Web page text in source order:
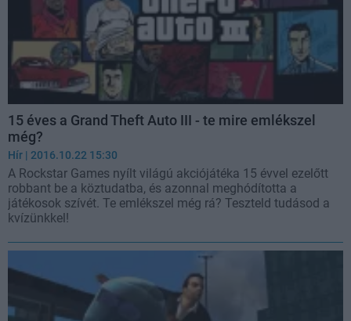
15 éves a Grand Theft Auto III - te mire emlékszel
még?
Hír | 2016.10.22 15:30
A Rockstar Games nyílt világú akciójátéka 15 évvel ezelőtt
robbant be a köztudatba, és azonnal meghódította a
játékosok szívét. Te emlékszel még rá? Teszteld tudásod a
kvízünkkel!